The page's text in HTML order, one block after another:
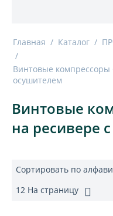
Главная / Каталог /
/
Винтовые компрессоры
осушителем
Винтовые
на ресивере
Сортировать по
12 На страницу